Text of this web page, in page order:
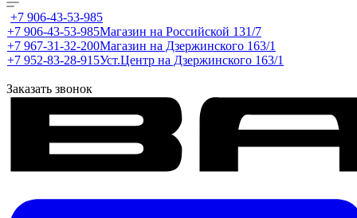
+7 906-43-53-985
+7 906-43-53-985Магазин на Российской 131/7
+7 967-31-32-200Магазин на Дзержинского 163/1
+7 952-83-28-915Уст.Центр на Дзержинского 163/1
Заказать звонок